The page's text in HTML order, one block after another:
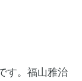
す。福山雅治